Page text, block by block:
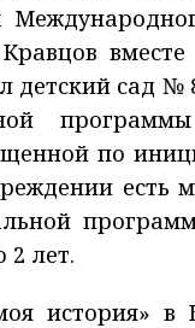
детский сад
по
есть
2 лет.
история»